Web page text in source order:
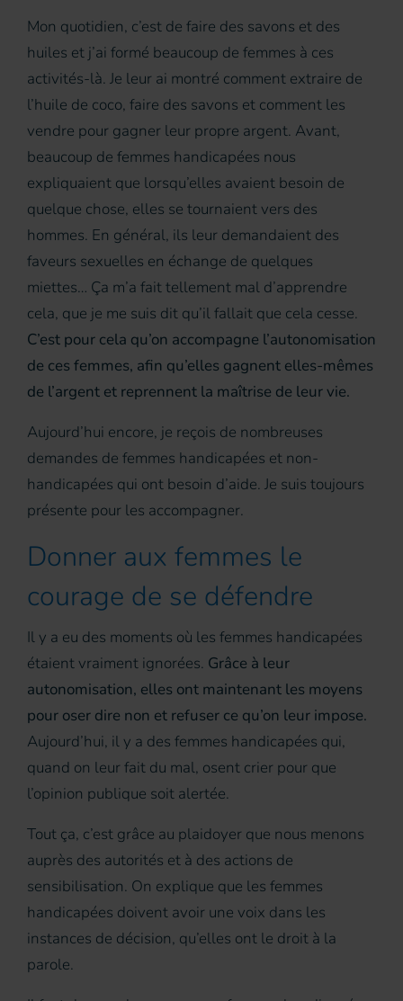
Mon quotidien, c’est de faire des savons et des
huiles et j’ai formé beaucoup de femmes à ces
activités-là. Je leur ai montré comment extraire de
l’huile de coco, faire des savons et comment les
vendre pour gagner leur propre argent. Avant,
beaucoup de femmes handicapées nous
expliquaient que lorsqu’elles avaient besoin de
quelque chose, elles se tournaient vers des
hommes. En général, ils leur demandaient des
faveurs sexuelles en échange de quelques
miettes… Ça m’a fait tellement mal d’apprendre
cela, que je me suis dit qu’il fallait que cela cesse.
C’est pour cela qu’on accompagne l’autonomisation
de ces femmes, afin qu’elles gagnent elles-mêmes
de l’argent et reprennent la maîtrise de leur vie.
Aujourd’hui encore, je reçois de nombreuses
demandes de femmes handicapées et non-
handicapées qui ont besoin d’aide. Je suis toujours
présente pour les accompagner.
Donner aux femmes le
courage de se défendre
Il y a eu des moments où les femmes handicapées
étaient vraiment ignorées. Grâce à leur
autonomisation, elles ont maintenant les moyens
pour oser dire non et refuser ce qu’on leur impose.
Aujourd’hui, il y a des femmes handicapées qui,
quand on leur fait du mal, osent crier pour que
l’opinion publique soit alertée.
Tout ça, c’est grâce au plaidoyer que nous menons
auprès des autorités et à des actions de
sensibilisation. On explique que les femmes
handicapées doivent avoir une voix dans les
instances de décision, qu’elles ont le droit à la
parole.